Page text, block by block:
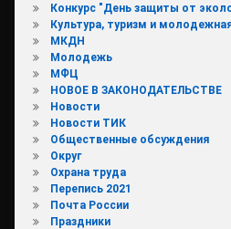
Конкурс "День защиты от
Культура, туризм и
МКДН
Молодежь
МФЦ
НОВОЕ В ЗАКОНОДАТЕЛЬСТВЕ
Новости
Новости ТИК
Общественные обсуждения
Округ
Охрана труда
Перепись 2021
Почта России
Праздники